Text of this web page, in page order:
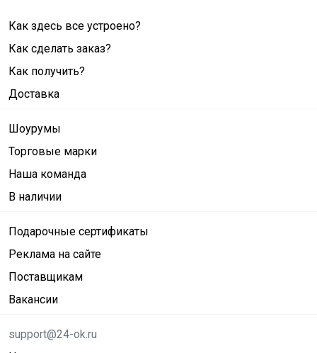
Как здесь все устроено?
Как сделать заказ?
Как получить?
Доставка
Шоурумы
Торговые марки
Наша команда
В наличии
Подарочные сертификаты
Реклама на сайте
Поставщикам
Вакансии
support@24-ok.ru